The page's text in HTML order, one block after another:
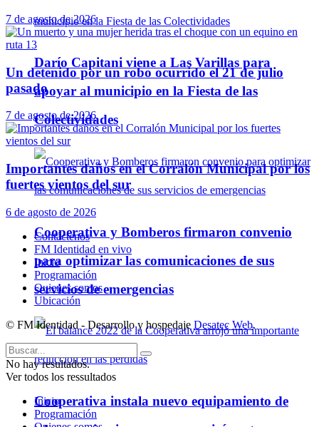
Darío Capitani viene a Las Varillas para
apoyar al municipio en la Fiesta de las
Colectividades
Cooperativa y Bomberos firmaron convenio
para optimizar las comunicaciones de sus
servicios de emergencias
Cooperativa instala nuevo equipamiento de
7 de agosto de 2026
Un detenido por un robo ocurrido el 21 de julio
pasado
7 de agosto de 2026
Importantes daños en el Corralón Municipal por los
fuertes vientos del sur
6 de agosto de 2026
Contáctenos
FM Identidad en vivo
Inicio
Programación
Quienes somos
Ubicación
© FM Identidad - Desarrollo y hospedaje Desatec Web.
No hay resultados.
Ver todos los ressultados
Inicio
Programación